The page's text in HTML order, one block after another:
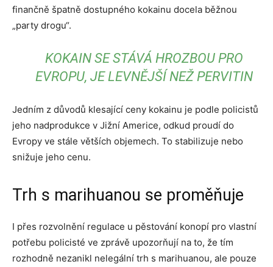
finančně špatně dostupného kokainu docela běžnou
„party drogu“.
KOKAIN SE STÁVÁ HROZBOU PRO
EVROPU, JE LEVNĚJŠÍ NEŽ PERVITIN
Jedním z důvodů klesající ceny kokainu je podle policistů
jeho nadprodukce v Jižní Americe, odkud proudí do
Evropy ve stále větších objemech. To stabilizuje nebo
snižuje jeho cenu.
Trh s marihuanou se proměňuje
I přes rozvolnění regulace u pěstování konopí pro vlastní
potřebu policisté ve zprávě upozorňují na to, že tím
rozhodně nezanikl nelegální trh s marihuanou, ale pouze